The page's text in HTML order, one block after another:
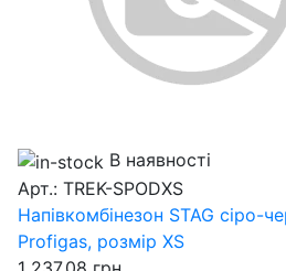
В наявності
Арт.: TREK-SPODXS
Напівкомбінезон STAG сіро-
Profigas, розмір XS